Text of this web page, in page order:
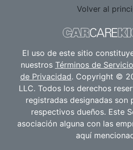
Volver al
El uso de este sitio
nuestros Términos de Servicio
de Privacidad. Copyright ©
LLC. Todos los derechos
registradas designadas son
respectivos dueños. Este
asociación alguna con las
aquí